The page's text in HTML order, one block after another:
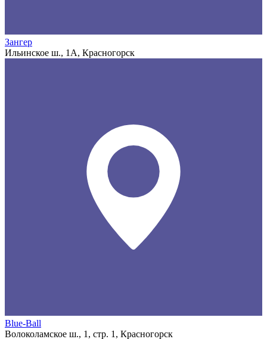
Зангер
Ильинское ш., 1А, Красногорск
Blue-Ball
Волоколамское ш., 1, стр. 1, Красногорск